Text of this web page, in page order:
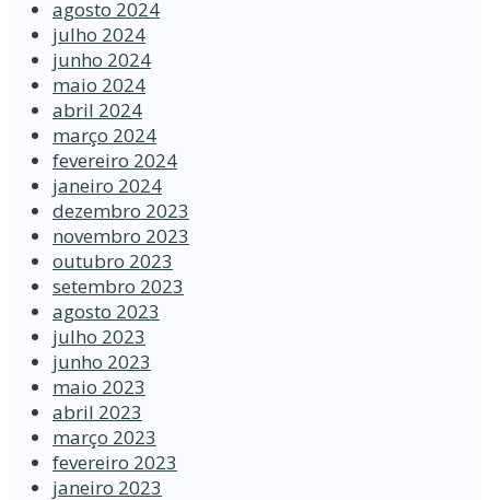
agosto 2024
julho 2024
junho 2024
maio 2024
abril 2024
março 2024
fevereiro 2024
janeiro 2024
dezembro 2023
novembro 2023
outubro 2023
setembro 2023
agosto 2023
julho 2023
junho 2023
maio 2023
abril 2023
março 2023
fevereiro 2023
janeiro 2023